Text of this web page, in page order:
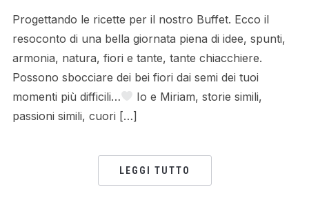
Progettando le ricette per il nostro Buffet. Ecco il
resoconto di una bella giornata piena di idee, spunti,
armonia, natura, fiori e tante, tante chiacchiere.
Possono sbocciare dei bei fiori dai semi dei tuoi
momenti più difficili…
Io e Miriam, storie simili,
passioni simili, cuori […]
LEGGI TUTTO